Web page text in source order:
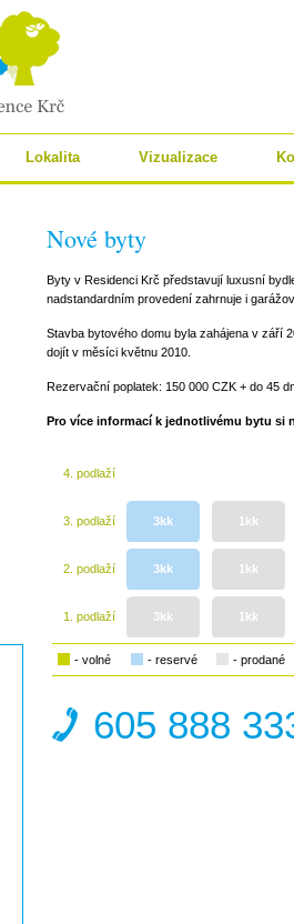
Nové byty
Byty v Residenci Krč představují luxusní
nadstandardním provedení zahrnuje i
Stavba bytového domu byla zahájena v září
dojít v měsíci květnu 2010.
Rezervační poplatek: 150 000 CZK + do 45
Pro více informací k jednotlivému bytu si
4. podlaží
3. podlaží 3kk 1kk
2. podlaží 3kk 1kk
1. podlaží 3kk 1kk
- volné - reservé - prodané
605 888
Lokalita Vizualizace